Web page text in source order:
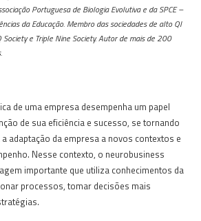
Portuguesa de Biologia Evolutiva e da SPCE –
da Educação. Membro das sociedades de alto QI
Society e Triple Nine Society. Autor de mais de 200
de uma empresa desempenha um papel
de sua eficiência e sucesso, se tornando
adaptação da empresa a novos contextos e
Nesse contexto, o neurobusiness
importante que utiliza conhecimentos da
processos, tomar decisões mais